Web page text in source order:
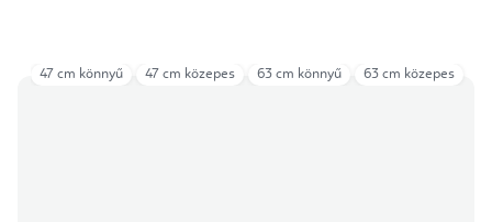
47 cm könnyű 47 cm közepes 63 cm könnyű 63 cm közepes